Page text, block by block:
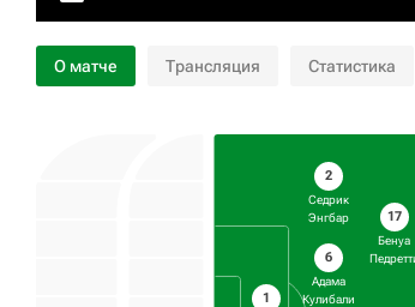
О матче Трансляция Статистика
1
2
Седрик
Энгбар
6
Адама
Кулибали
17
Бенуа